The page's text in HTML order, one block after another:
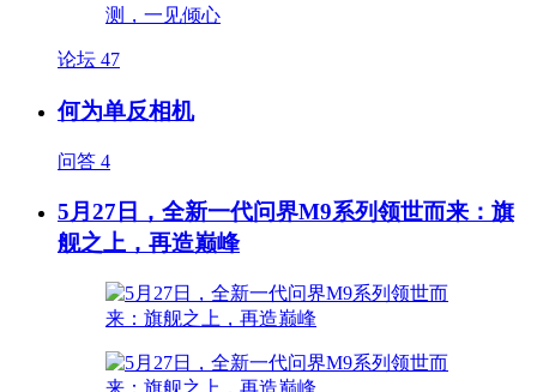
论坛 47
何为单反相机
问答 4
5月27日，全新一代问界M9系列领世而来：旗
舰之上，再造巅峰